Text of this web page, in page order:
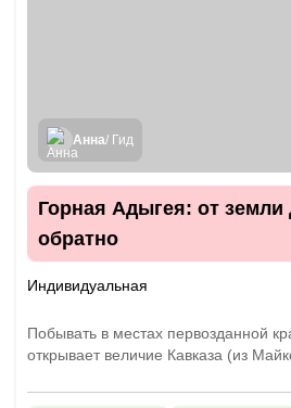
Анна/ Гид
Горная Адыгея: от земли
обратно
Индивидуальная
Побывать в местах первозданной
открывает величие Кавказа (из